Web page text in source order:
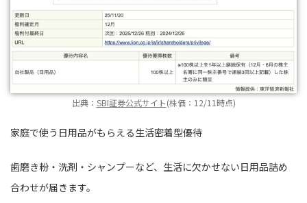
出典： SBI証券公式サイト(株価：12/11時点)
家庭で使う日用品がもらえる生活密着型優待
歯磨き粉・洗剤・シャンプーなど、生活に欠かせない日用品詰め
合わせが届きます。